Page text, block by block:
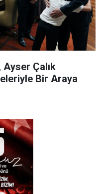
Ayser Çalık
Bir Araya